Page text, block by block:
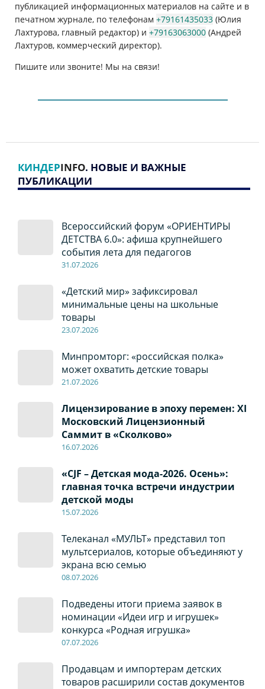
публикацией информационных материалов на сайте и в
печатном журнале, по телефонам +79161435033 (Юлия
Лахтурова, главный редактор) и +79163063000 (Андрей
Лахтуров, коммерческий директор).
Пишите или звоните! Мы на связи!
КИНДЕРINFO. НОВЫЕ И ВАЖНЫЕ
ПУБЛИКАЦИИ
Всероссийский форум «ОРИЕНТИРЫ
ДЕТСТВА 6.0»: афиша крупнейшего
события лета для педагогов
31.07.2026
«Детский мир» зафиксировал
минимальные цены на школьные
товары
23.07.2026
Минпромторг: «российская полка»
может охватить детские товары
21.07.2026
Лицензирование в эпоху перемен: XI
Московский Лицензионный
Саммит в «Сколково»
16.07.2026
«CJF – Детская мода-2026. Осень»:
главная точка встречи индустрии
детской моды
15.07.2026
Телеканал «МУЛЬТ» представил топ
мультсериалов, которые объединяют у
экрана всю семью
08.07.2026
Подведены итоги приема заявок в
номинации «Идеи игр и игрушек»
конкурса «Родная игрушка»
07.07.2026
Продавцам и импортерам детских
товаров расширили состав документов